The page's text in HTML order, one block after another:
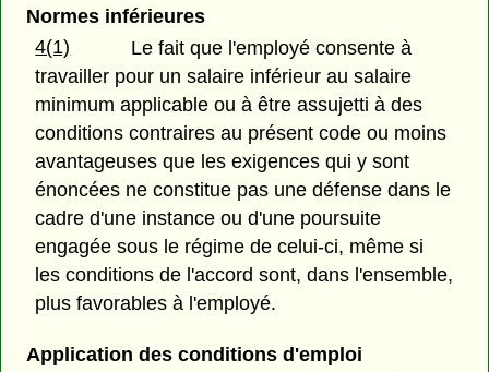
Normes inférieures
4(1)
Le fait que l'employé consente à
travailler pour un salaire inférieur au salaire
minimum applicable ou à être assujetti à des
conditions contraires au présent code ou moins
avantageuses que les exigences qui y sont
énoncées ne constitue pas une défense dans le
cadre d'une instance ou d'une poursuite
engagée sous le régime de celui-ci, même si
les conditions de l'accord sont, dans l'ensemble,
plus favorables à l'employé.
Application des conditions d'emploi